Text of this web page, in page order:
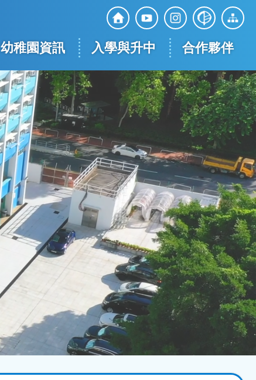
Top
Social
Media
幼稚園資訊 入學與升中 合作夥伴